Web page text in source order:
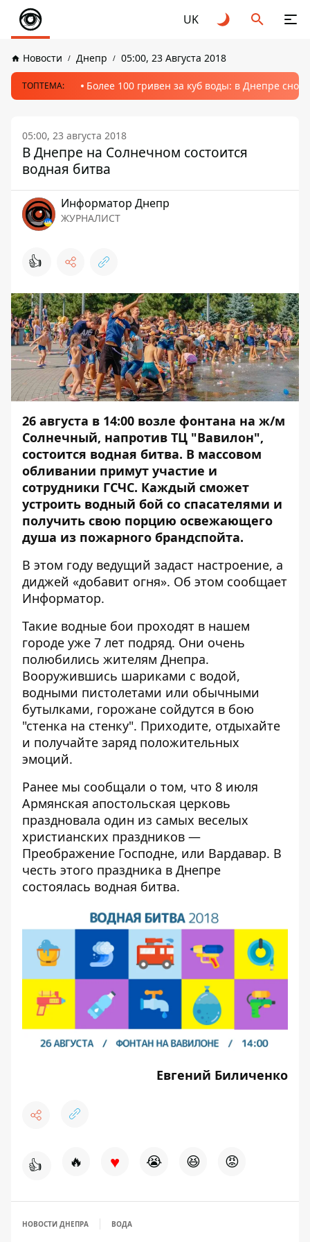
UK
Новости Днепр 05:00, 23 Августа 2018
ТОПТЕМА: Более 100 гривен за куб воды: в Днепре
05:00, 23 августа 2018
В Днепре на Солнечном состоится
водная битва
Информатор Днепр
ЖУРНАЛИСТ
👍
26 августа в 14:00 возле фонтана на ж/м
Солнечный, напротив ТЦ "Вавилон",
состоится водная битва. В массовом
обливании примут участие и
сотрудники ГСЧС. Каждый сможет
устроить водный бой со спасателями и
получить свою порцию освежающего
душа из пожарного брандспойта.
В этом году ведущий задаст настроение, а
диджей «добавит огня». Об этом сообщает
Информатор.
Такие водные бои проходят в нашем
городе уже 7 лет подряд. Они очень
полюбились жителям Днепра.
Вооружившись шариками с водой,
водными пистолетами или обычными
бутылками, горожане сойдутся в бою
"стенка на стенку". Приходите, отдыхайте
и получайте заряд положительных
эмоций.
Ранее мы сообщали о том, что 8 июля
Армянская апостольская церковь
праздновала один из самых веселых
христианских праздников —
Преображение Господне, или Вардавар. В
честь этого праздника в Днепре
состоялась водная битва.
Евгений Биличенко
👍 🔥 ♥ 😭 😆 😡
НОВОСТИ ДНЕПРА ВОДА